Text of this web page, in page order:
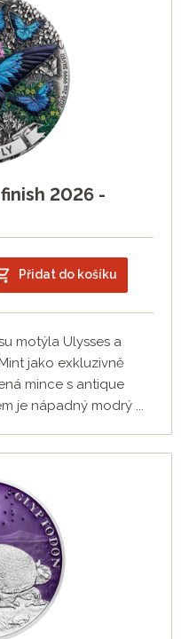
2026 -
Přidat do košíku
motýla Ulysses a
jako exkluzivně
mince s antique
je nápadný modrý ...